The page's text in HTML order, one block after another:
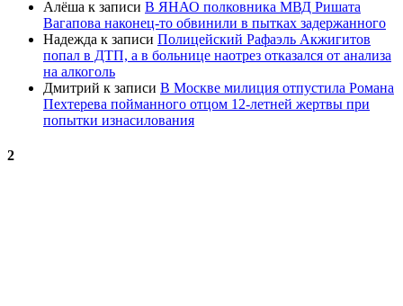
Алёша к записи В ЯНАО полковника МВД Ришата
Вагапова наконец-то обвинили в пытках задержанного
Надежда к записи Полицейский Рафаэль Акжигитов
попал в ДТП, а в больнице наотрез отказался от анализа
на алкоголь
Дмитрий к записи В Москве милиция отпустила Романа
Пехтерева пойманного отцом 12-летней жертвы при
попытки изнасилования
2